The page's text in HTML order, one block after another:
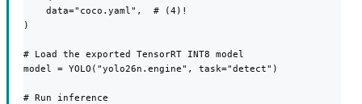
    data="coco.yaml",  # (4)!
)
# Load the exported TensorRT INT8 model
model = YOLO("yolo26n.engine", task="detect")
# Run inference